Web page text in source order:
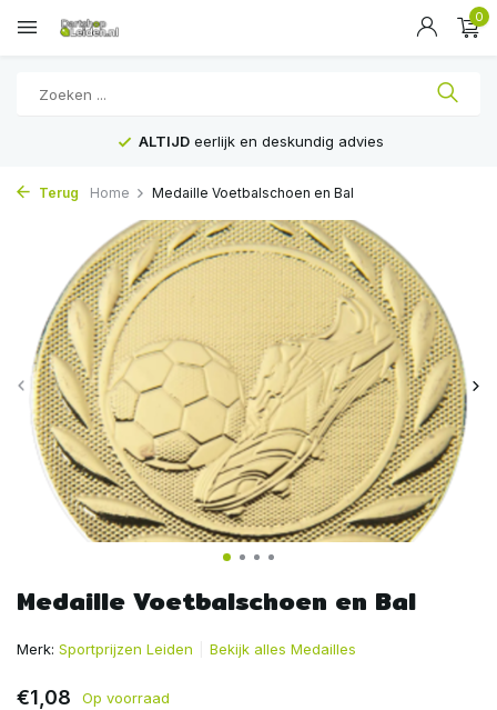
0
ALTIJDeerlijk en deskundig advies
Terug Home Medaille Voetbalschoen en Bal
Medaille Voetbalschoen en Bal
Merk: Sportprijzen Leiden Bekijk alles Medailles
€1,08 Op voorraad